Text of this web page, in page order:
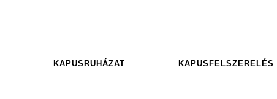
KAPUSRUHÁZAT KAPUSFELSZERELÉS